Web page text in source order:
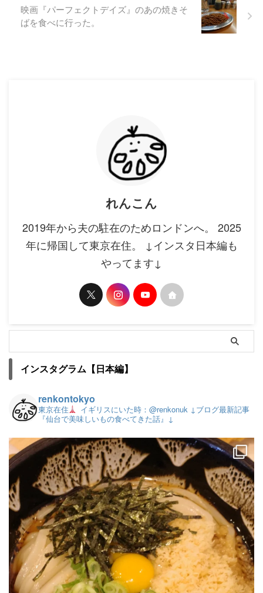
映画『パーフェクトデイズ』のあの焼きそ
ばを食べに行った。
れんこん
2019年から夫の駐在のためロンドンへ。 2025
年に帰国して東京在住。 ↓インスタ日本編も
やってます↓
インスタグラム【日本編】
renkontokyo
東京在住 イギリスにいた時：@renkonuk ↓ブログ最新記事
『仙台で美味しいもの食べてきた話』↓